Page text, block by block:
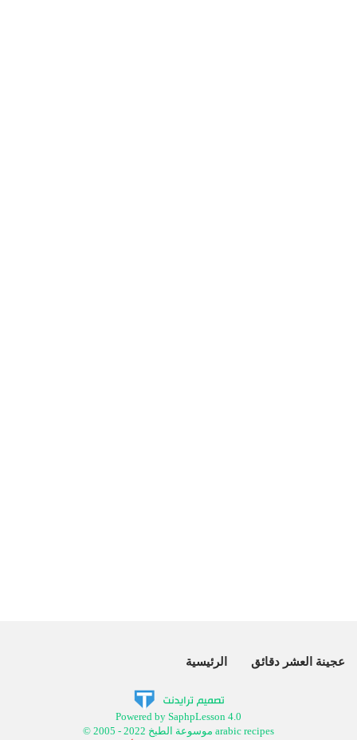
عجينة العشر دقائق الرئيسية
Powered by SaphpLesson 4.0
© 2005 - 2022 موسوعة الطبخ arabic recipes